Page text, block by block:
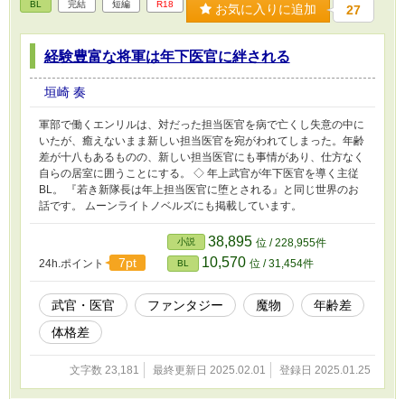
BL 完結 短編 R18 お気に入りに追加 27
経験豊富な将軍は年下医官に絆される
垣崎 奏
軍部で働くエンリルは、対だった担当医官を病で亡くし失意の中に
いたが、癒えないまま新しい担当医官を宛がわれてしまった。年齢
差が十八もあるものの、新しい担当医官にも事情があり、仕方なく
自らの居室に囲うことにする。 ◇ 年上武官が年下医官を導く主従
BL。 『若き新隊長は年上担当医官に堕とされる』と同じ世界のお
話です。 ムーンライトノベルズにも掲載しています。
24h.ポイント 7pt
小説 38,895 位 / 228,955件
BL 10,570 位 / 31,454件
武官・医官 ファンタジー 魔物
年齢差
体格差
文字数 23,181 最終更新日 2025.02.01 登録日 2025.01.25